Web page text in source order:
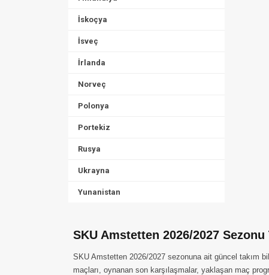
İskoçya
İsveç
İrlanda
Norveç
Polonya
Portekiz
Rusya
Ukrayna
Yunanistan
SKU Amstetten 2026/2027
SKU Amstetten 2026/2027 sezonuna ait güncel takım
maçları, oynanan son karşılaşmalar, yaklaşan maç